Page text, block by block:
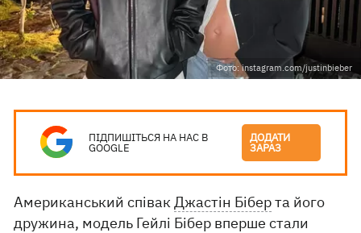
Фото: instagram.com/justinbieber
ПІДПИШІТЬСЯ НА НАС В
GOOGLE
ДОДАТИ
ЗАРАЗ
Американський співакДжастін Біберта його
дружина, модель Гейлі Бібер вперше стали